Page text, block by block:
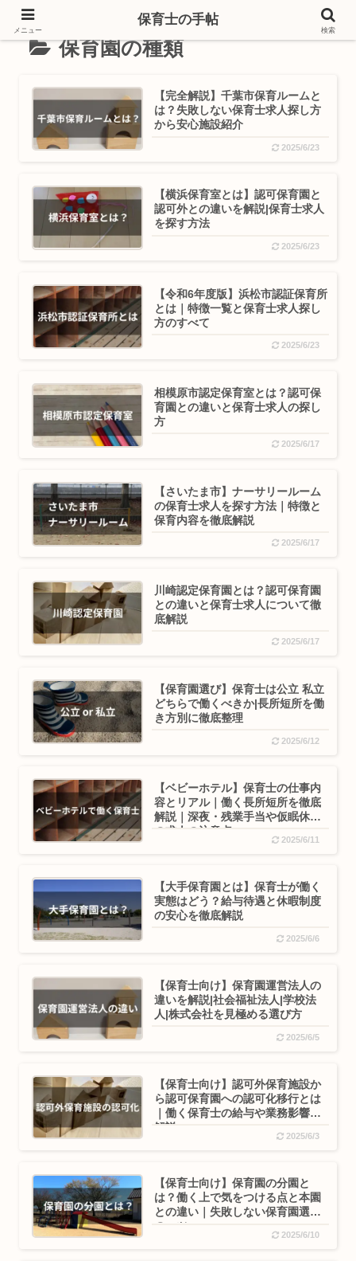
保育園の種類
【完全解説】千葉市保育ルームと
は？失敗しない保育士求人探し方
から安心施設紹介
2025/6/23
【横浜保育室とは】認可保育園と
認可外との違いを解説|保育士求人
を探す方法
2025/6/23
【令和6年度版】浜松市認証保育所
とは｜特徴一覧と保育士求人探し
方のすべて
2025/6/23
相模原市認定保育室とは？認可保
育園との違いと保育士求人の探し
方
2025/6/17
【さいたま市】ナーサリールーム
の保育士求人を探す方法｜特徴と
保育内容を徹底解説
2025/6/17
川崎認定保育園とは？認可保育園
との違いと保育士求人について徹
底解説
2025/6/17
【保育園選び】保育士は公立 私立
どちらで働くべきか|長所短所を働
き方別に徹底整理
2025/6/12
【ベビーホテル】保育士の仕事内
容とリアル｜働く長所短所を徹底
解説｜深夜・残業手当や仮眠休憩
の求人の注意点
2025/6/11
【大手保育園とは】保育士が働く
実態はどう？給与待遇と休暇制度
の安心を徹底解説
2025/6/6
【保育士向け】保育園運営法人の
違いを解説|社会福祉法人|学校法
人|株式会社を見極める選び方
2025/6/5
【保育士向け】認可外保育施設か
ら認可保育園への認可化移行とは
｜働く保育士の給与や業務影響を
解説
2025/6/3
【保育士向け】保育園の分園と
は？働く上で気をつける点と本園
との違い｜失敗しない保育園選び
のコツ
2025/6/10
メニュー
保育士の手帖
検索